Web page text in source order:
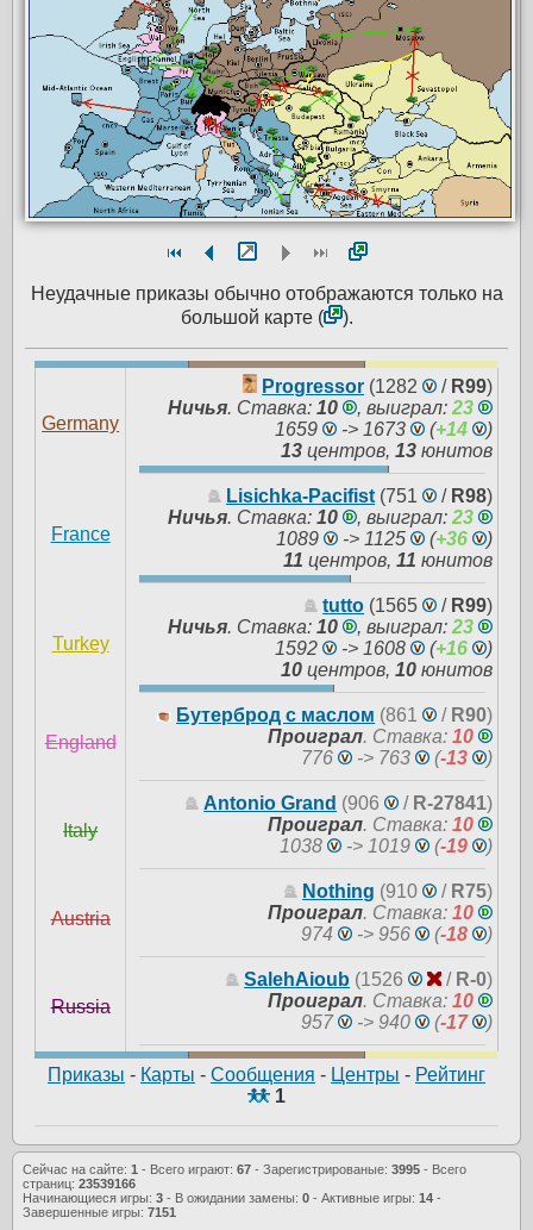
Неудачные приказы обычно отображаются только на
большой карте (
).
Germany
Progressor (1282 / R99)
Ничья. Ставка:10 , выиграл:23
1659
-> 1673 (+14
)
13 центров,13 юнитов
France
Lisichka-Pacifist (751 / R98)
Ничья. Ставка:10 , выиграл:23
1089
-> 1125 (+36
)
11 центров,11 юнитов
Turkey
tutto (1565 / R99)
Ничья. Ставка:10 , выиграл:23
1592
-> 1608 (+16
)
10 центров,10 юнитов
England
Бутерброд с маслом (861 / R90)
Проиграл. Ставка:10
776
-> 763 (-13 )
Italy
Antonio Grand (906 / R-27841)
Проиграл. Ставка:10
1038
-> 1019 (-19 )
Austria
Nothing (910 / R75)
Проиграл. Ставка:10
974
-> 956 (-18 )
Russia
SalehAioub (1526 / R-0)
Проиграл. Ставка:10
957
-> 940 (-17 )
Приказы - Карты - Сообщения - Центры - Рейтинг
1
Сейчас на сайте: 1 - Всего играют: 67 - Зарегистрированые: 3995 - Всего
страниц: 23539166
Начинающиеся игры: 3 - В ожидании замены: 0 - Активные игры: 14 -
Завершенные игры: 7151